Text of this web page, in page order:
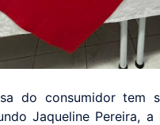
do consumidor tem
Jaqueline Pereira,